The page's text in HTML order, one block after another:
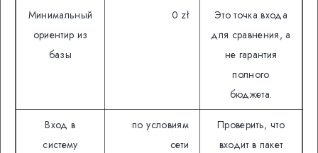
Минимальный
ориентир из
базы
0 zł
Это точка входа
для сравнения, а
не гарантия
полного
бюджета.
Вход в
систему
по условиям
сети
Проверить, что
входит в пакет